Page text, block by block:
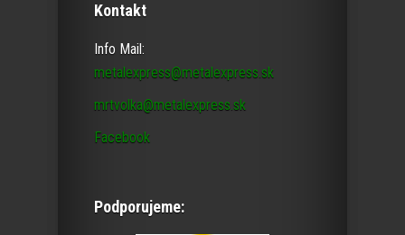
Kontakt
Info Mail:
metalexpress@metalexpress.sk
mrtvolka@metalexpress.sk
Facebook
Podporujeme: